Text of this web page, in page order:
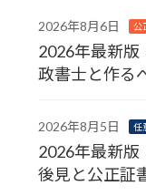
2026年8月6日 公
2026年最新版
政書士と作る
2026年8月5日 任
2026年最新版
後見と公正証